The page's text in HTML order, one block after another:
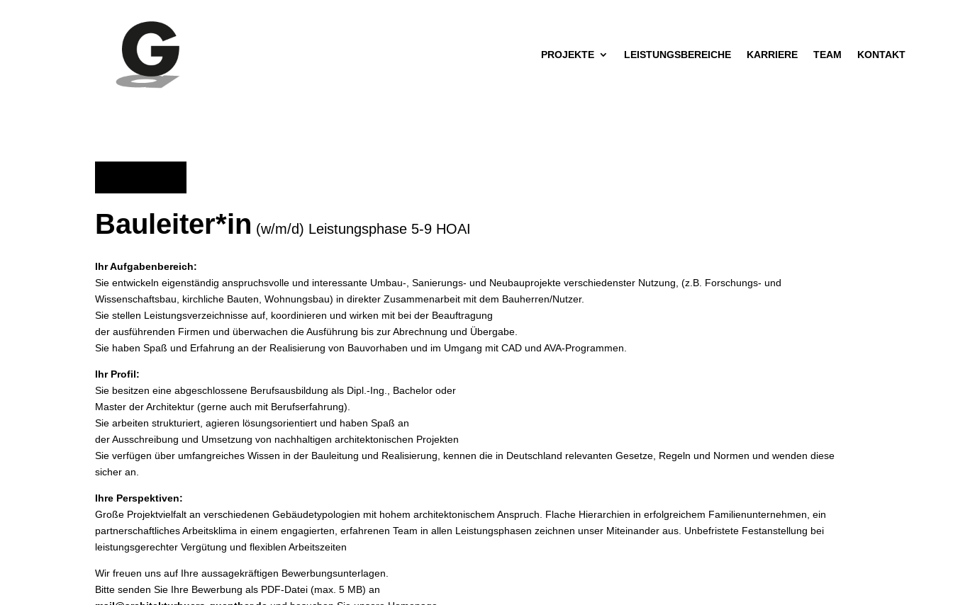
PROJEKTE LEISTUNGSBEREICHE KARRIERE TEAM KONTAKT
Bauleiter*in (w/m/d) Leistungsphase 5-9 HOAI
Ihr Aufgabenbereich:
Sie entwickeln eigenständig anspruchsvolle und interessante Umbau-, Sanierungs- und Neubauprojekte verschiedenster Nutzung, (z.B. Forschungs- und
Wissenschaftsbau, kirchliche Bauten, Wohnungsbau) in direkter Zusammenarbeit mit dem Bauherren/Nutzer.
Sie stellen Leistungsverzeichnisse auf, koordinieren und wirken mit bei der Beauftragung
der ausführenden Firmen und überwachen die Ausführung bis zur Abrechnung und Übergabe.
Sie haben Spaß und Erfahrung an der Realisierung von Bauvorhaben und im Umgang mit CAD und AVA-Programmen.
Ihr Profil:
Sie besitzen eine abgeschlossene Berufsausbildung als Dipl.-Ing., Bachelor oder
Master der Architektur (gerne auch mit Berufserfahrung).
Sie arbeiten strukturiert, agieren lösungsorientiert und haben Spaß an
der Ausschreibung und Umsetzung von nachhaltigen architektonischen Projekten
Sie verfügen über umfangreiches Wissen in der Bauleitung und Realisierung, kennen die in Deutschland relevanten Gesetze, Regeln und Normen und wenden diese
sicher an.
Ihre Perspektiven:
Große Projektvielfalt an verschiedenen Gebäudetypologien mit hohem architektonischem Anspruch. Flache Hierarchien in erfolgreichem Familienunternehmen, ein
partnerschaftliches Arbeitsklima in einem engagierten, erfahrenen Team in allen Leistungsphasen zeichnen unser Miteinander aus. Unbefristete Festanstellung bei
leistungsgerechter Vergütung und flexiblen Arbeitszeiten
Wir freuen uns auf Ihre aussagekräftigen Bewerbungsunterlagen.
Bitte senden Sie Ihre Bewerbung als PDF-Datei (max. 5 MB) an